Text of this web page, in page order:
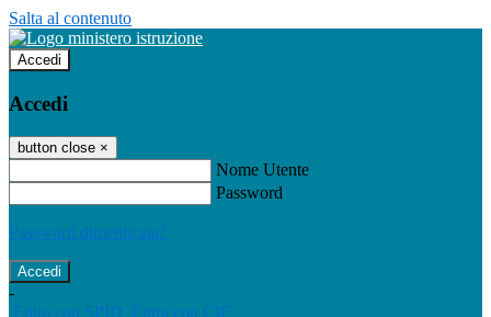
Salta al contenuto
Accedi
Accedi
button close ×
Nome Utente
Password
Password dimenticata?
-
Entra con SPID Entra con CIE